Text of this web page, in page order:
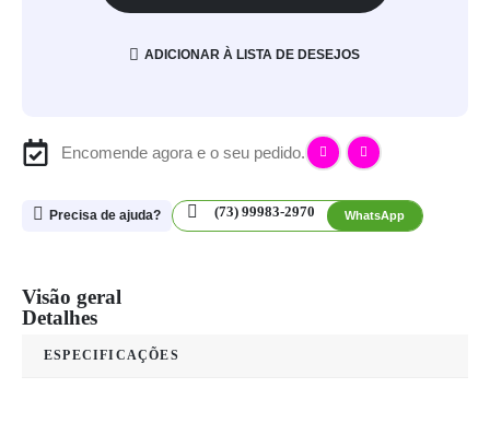
ADICIONAR À LISTA DE DESEJOS
Encomende agora e o seu pedido.
Precisa de ajuda? (73) 99983-2970 WhatsApp
Visão geral
Detalhes
ESPECIFICAÇÕES